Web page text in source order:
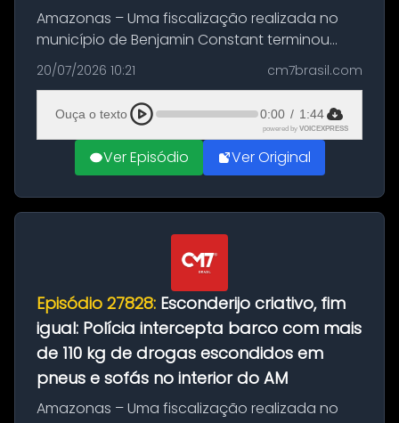
Amazonas – Uma fiscalização realizada no
município de Benjamin Constant terminou
com a apreensão de aproximadamente 115
quilos de entorpecentes em uma
embarcação atracada no porto da cidade. O
materia...
20/07/2026 10:21 cm7brasil.com
Ouça o texto 0:00 / 1:44
powered by VOICEXPRESS
Ver Episódio Ver Original
Episódio 27828: Esconderijo criativo, fim
igual: Polícia intercepta barco com mais
de 110 kg de drogas escondidos em
pneus e sofás no interior do AM
Amazonas – Uma fiscalização realizada no